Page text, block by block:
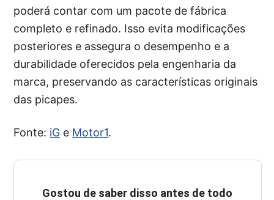
poderá contar com um pacote de fábrica
completo e refinado. Isso evita modificações
posteriores e assegura o desempenho e a
durabilidade oferecidos pela engenharia da
marca, preservando as características originais
das picapes.
Fonte: iG e Motor1.
Gostou de saber disso antes de todo